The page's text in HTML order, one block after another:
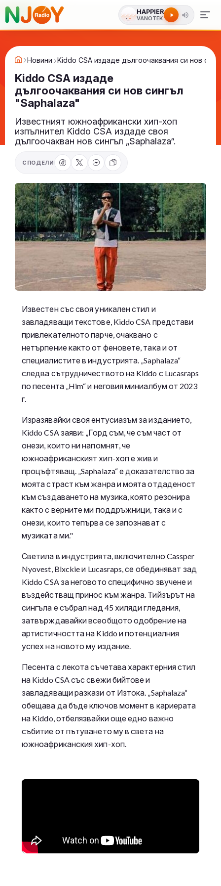
HAPPIER
VANOTEK
Новини Kiddo CSA издаде дългоочаквания си нов
Kiddo CSA издаде
дългоочаквания си нов сингъл
"Saphalaza"
Известният южноафрикански хип-хоп
изпълнител Kiddo CSA издаде своя
дългоочакван нов сингъл „Saphalaza“.
СПОДЕЛИ
Известен със своя уникален стил и
завладяващи текстове, Kiddo CSA представи
привлекателното парче, очаквано с
нетърпение както от феновете, така и от
специалистите в индустрията. „Saphalaza“
следва сътрудничеството на Kiddo с Lucasraps
по песента „Him“ и неговия миниалбум от 2023
г.
Изразявайки своя ентусиазъм за изданието,
Kiddo CSA заяви: „Горд съм, че съм част от
онези, които ни напомнят, че
южноафриканският хип-хоп е жив и
процъфтяващ. „Saphalaza“ е доказателство за
моята страст към жанра и моята отдаденост
към създаването на музика, която резонира
както с верните ми поддръжници, така и с
онези, които тепърва се запознават с
музиката ми."
Светила в индустрията, включително Cassper
Nyovest, Blxckie и Lucasraps, се обединяват зад
Kiddo CSA за неговото специфично звучене и
въздействащ принос към жанра. Тийзърът на
сингъла е събрал над 45 хиляди гледания,
затвърждавайки всеобщото одобрение на
артистичността на Kiddo и потенциалния
успех на новото му издание.
Песента с лекота съчетава характерния стил
на Kiddo CSA със свежи бийтове и
завладяващи разкази от Изтока. „Saphalaza“
обещава да бъде ключов момент в кариерата
на Kiddo, отбелязвайки още едно важно
събитие от пътуването му в света на
южноафриканския хип-хоп.